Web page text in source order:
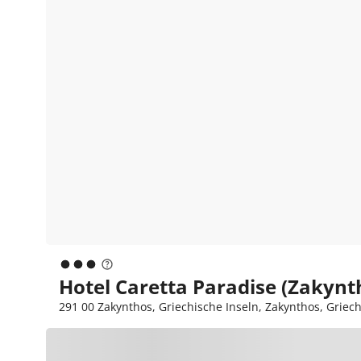
Hotel Caretta Paradise
291 00 Zakynthos, Griechische Inseln, Zakynthos,